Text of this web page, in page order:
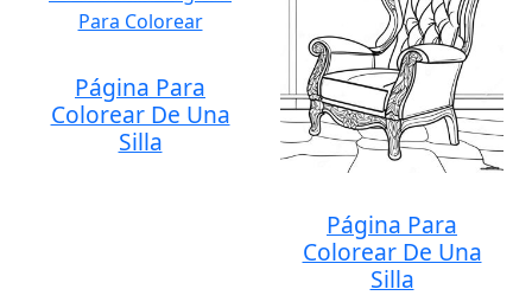
Página Para
Colorear De Una
Silla
Página Para
Colorear De Una
Silla